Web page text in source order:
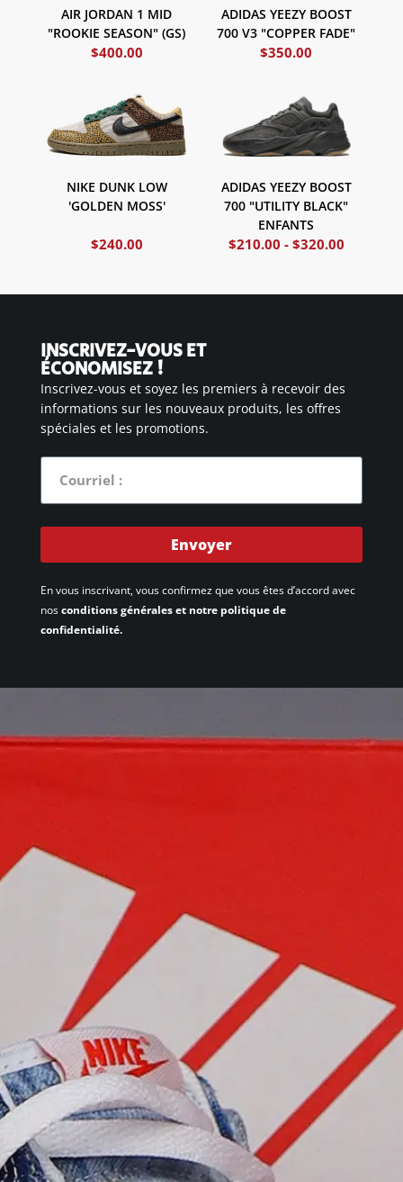
AIR JORDAN 1 MID
"ROOKIE SEASON" (GS)
$400.00
ADIDAS YEEZY BOOST
700 V3 "COPPER FADE"
$350.00
NIKE DUNK LOW
'GOLDEN MOSS'
$240.00
ADIDAS YEEZY BOOST
700 "UTILITY BLACK"
ENFANTS
$210.00 - $320.00
INSCRIVEZ-VOUS ET
ÉCONOMISEZ !
Inscrivez-vous et soyez les premiers à recevoir des
informations sur les nouveaux produits, les offres
spéciales et les promotions.
Envoyer
En vous inscrivant, vous confirmez que vous êtes d’accord avec
nosconditions générales et notre politique de
confidentialité.